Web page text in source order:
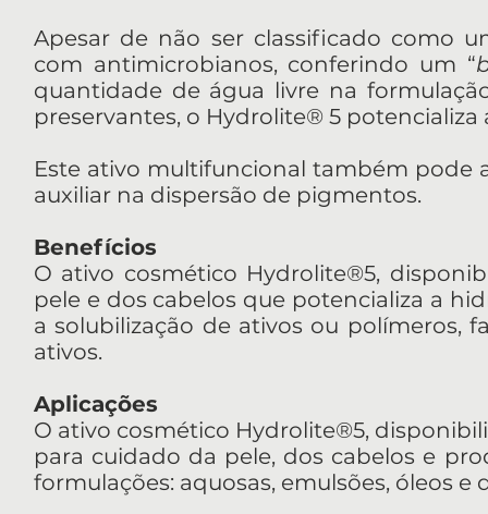
Apesar de não ser classificado como
com antimicrobianos, conferindo um “
quantidade de água livre na
preservantes, o Hydrolite® 5
Este ativo multifuncional também pode
auxiliar na dispersão de pigmentos.
Benefícios
O ativo cosmético Hydrolite®5,
pele e dos cabelos que potencializa a
a solubilização de ativos ou polímeros,
ativos.
Aplicações
O ativo cosmético Hydrolite®5,
para cuidado da pele, dos cabelos e
formulações: aquosas, emulsões, óleos